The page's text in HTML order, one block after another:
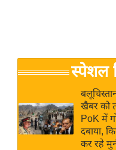
Breaking
News in
Hindi
जगत
राय
बजट
स्पेशल
खैबर को
PoK में
दबाया,
कर रहे